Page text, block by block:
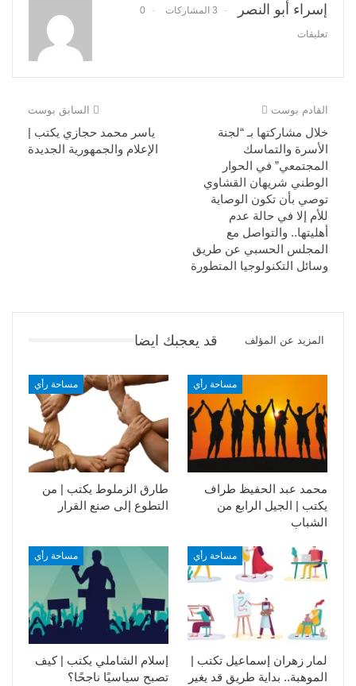
إسراء أبو النصر 3 المشاركات 0
تعليقات
السابق بوست
ياسر محمد حجازي يكتب |
الإعلام والجمهورية الجديدة
القادم بوست
خلال مشاركتها بـ “لجنة
الأسرة والتماسك
المجتمعي” في الحوار
الوطني شريهان القشاوي
توصي بأن تكون الوصاية
للأم إلا في حالة عدم
أهليتها.. والتواصل مع
المجلس الحسبي عن طريق
وسائل التكنولوجيا المتطورة
قد يعجبك ايضا المزيد عن المؤلف
مساحة رأي
طارق الزملوط يكتب | من
التطوع إلى صنع القرار
مساحة رأي
محمد عبد الحفيظ طراف
يكتب | الجيل الرابع من
الشباب
مساحة رأي
إسلام الشاملي يكتب | كيف
تصبح سياسيًا ناجحًا؟
مساحة رأي
لمار زهران إسماعيل تكتب |
الموهبة.. بداية طريق قد يغير